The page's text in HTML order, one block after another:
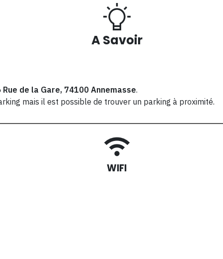
A Savoir
Rue de la Gare, 74100 Annemasse.
mais il est possible de trouver un parking à proximité.
WIFI